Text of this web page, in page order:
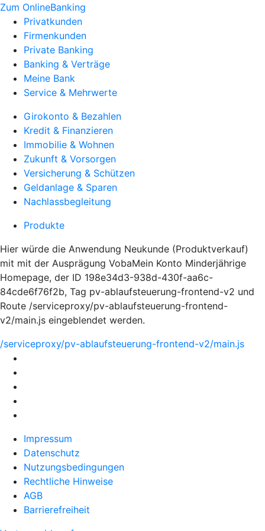
Zum OnlineBanking
Privatkunden
Firmenkunden
Private Banking
Banking & Verträge
Meine Bank
Service & Mehrwerte
Girokonto & Bezahlen
Kredit & Finanzieren
Immobilie & Wohnen
Zukunft & Vorsorgen
Versicherung & Schützen
Geldanlage & Sparen
Nachlassbegleitung
Produkte
Hier würde die Anwendung Neukunde (Produktverkauf)
mit mit der Ausprägung VobaMein Konto Minderjährige
Homepage, der ID 198e34d3-938d-430f-aa6c-
84cde6f76f2b, Tag pv-ablaufsteuerung-frontend-v2 und
Route /serviceproxy/pv-ablaufsteuerung-frontend-
v2/main.js eingeblendet werden.
/serviceproxy/pv-ablaufsteuerung-frontend-v2/main.js
Impressum
Datenschutz
Nutzungsbedingungen
Rechtliche Hinweise
AGB
Barrierefreiheit